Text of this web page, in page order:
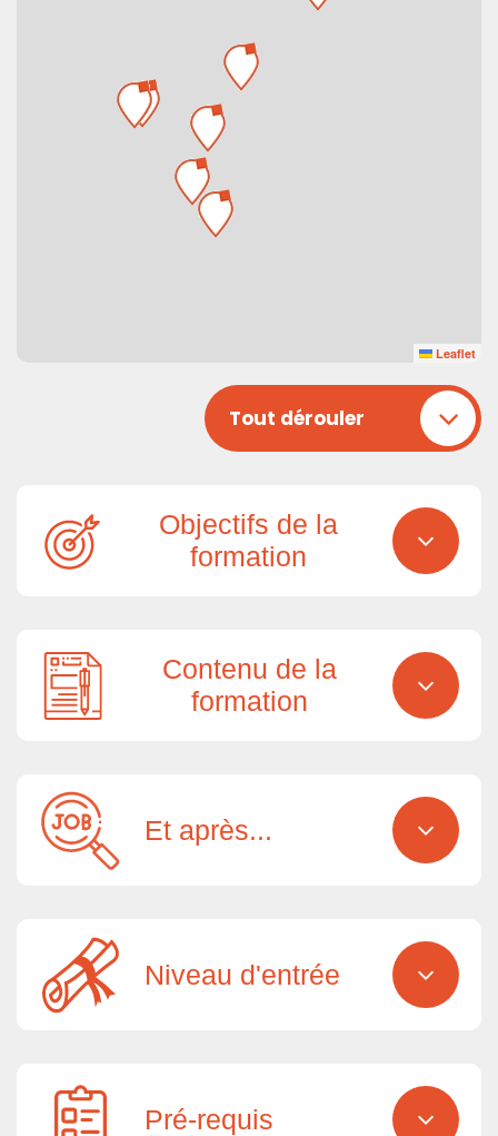
Leaflet
Tout dérouler
Objectifs de la
formation
Contenu de la
formation
Et après...
Niveau d'entrée
Pré-requis